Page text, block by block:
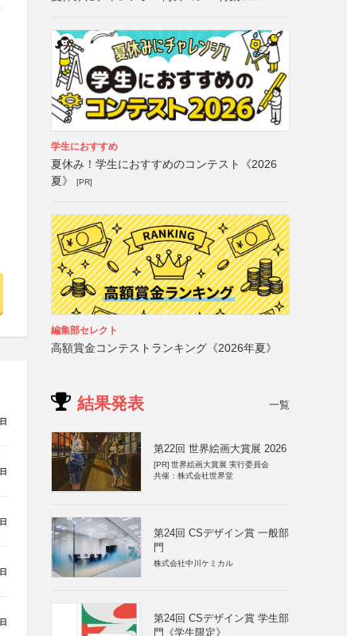
日
日
日
日
日
学生におすすめ
夏休み！学生におすすめのコンテスト《2026
夏》
[PR]
編集部セレクト
高額賞金コンテストランキング《2026年夏》
結果発表 一覧
第22回 世界絵画大賞展 2026
[PR] 世界絵画大賞展 実行委員会
共催：株式会社世界堂
第24回 CSデザイン賞 一般部
門
株式会社中川ケミカル
第24回 CSデザイン賞 学生部
門《学生限定》